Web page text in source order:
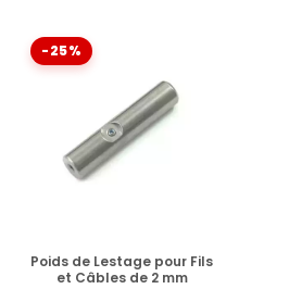
-25%
EN STOCK
Poids de Lestage pour Fils
et Câbles de 2 mm